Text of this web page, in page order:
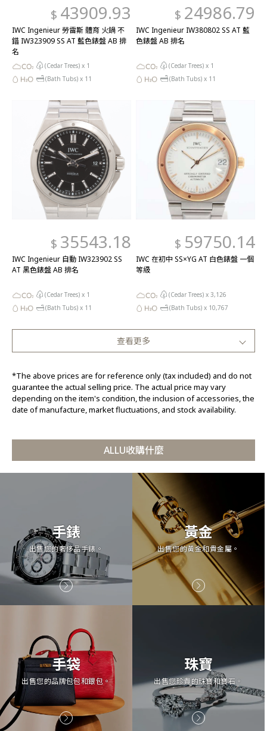
$ 43909.93
IWC Ingenieur 勞雷斯 體育 火鍋 不
錯 IW323909 SS AT 藍色錶盤 AB 排
名
(Cedar Trees) x 1
(Bath Tubs) x 11
$ 24986.79
IWC Ingenieur IW380802 SS AT 藍
色錶盤 AB 排名
(Cedar Trees) x 1
(Bath Tubs) x 11
$ 35543.18
IWC Ingenieur 自動 IW323902 SS
AT 黑色錶盤 AB 排名
(Cedar Trees) x 1
(Bath Tubs) x 11
$ 59750.14
IWC 在初中 SS×YG AT 白色錶盤 一個
等級
(Cedar Trees) x 3,126
(Bath Tubs) x 10,767
查看更多
*The above prices are for reference only (tax included) and do not
guarantee the actual selling price. The actual price may vary
depending on the item's condition, the inclusion of accessories, the
date of manufacture, market fluctuations, and stock availability.
ALLU收購什麼
手錶
出售您的奢侈品手錶。
黃金
出售您的黃金和貴金屬。
手袋
出售您的品牌包包和銀包。
珠寶
出售您珍貴的珠寶和寶石。